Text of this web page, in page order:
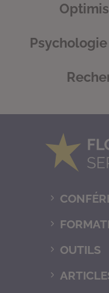
OUTILS